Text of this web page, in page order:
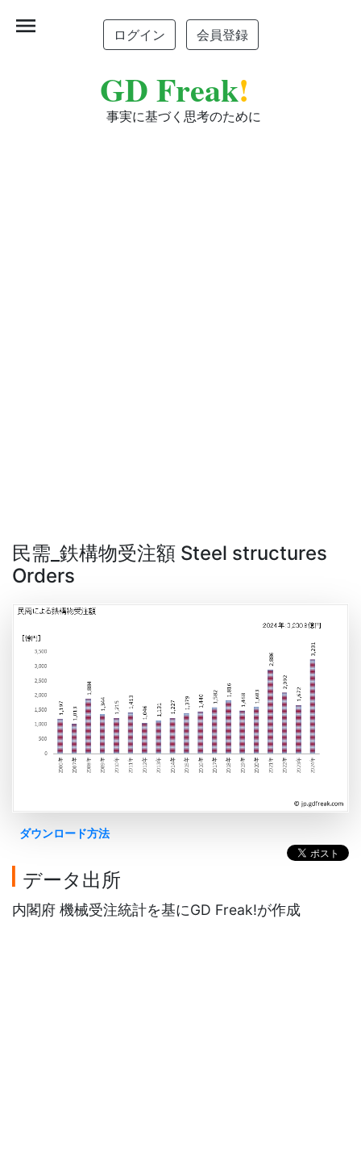
ログイン 会員登録
GD Freak!
事実に基づく思考のために
menu
民需_鉄構物受注額 Steel structures
Orders
ダウンロード方法
データ出所
内閣府 機械受注統計を基にGD Freak!が作成